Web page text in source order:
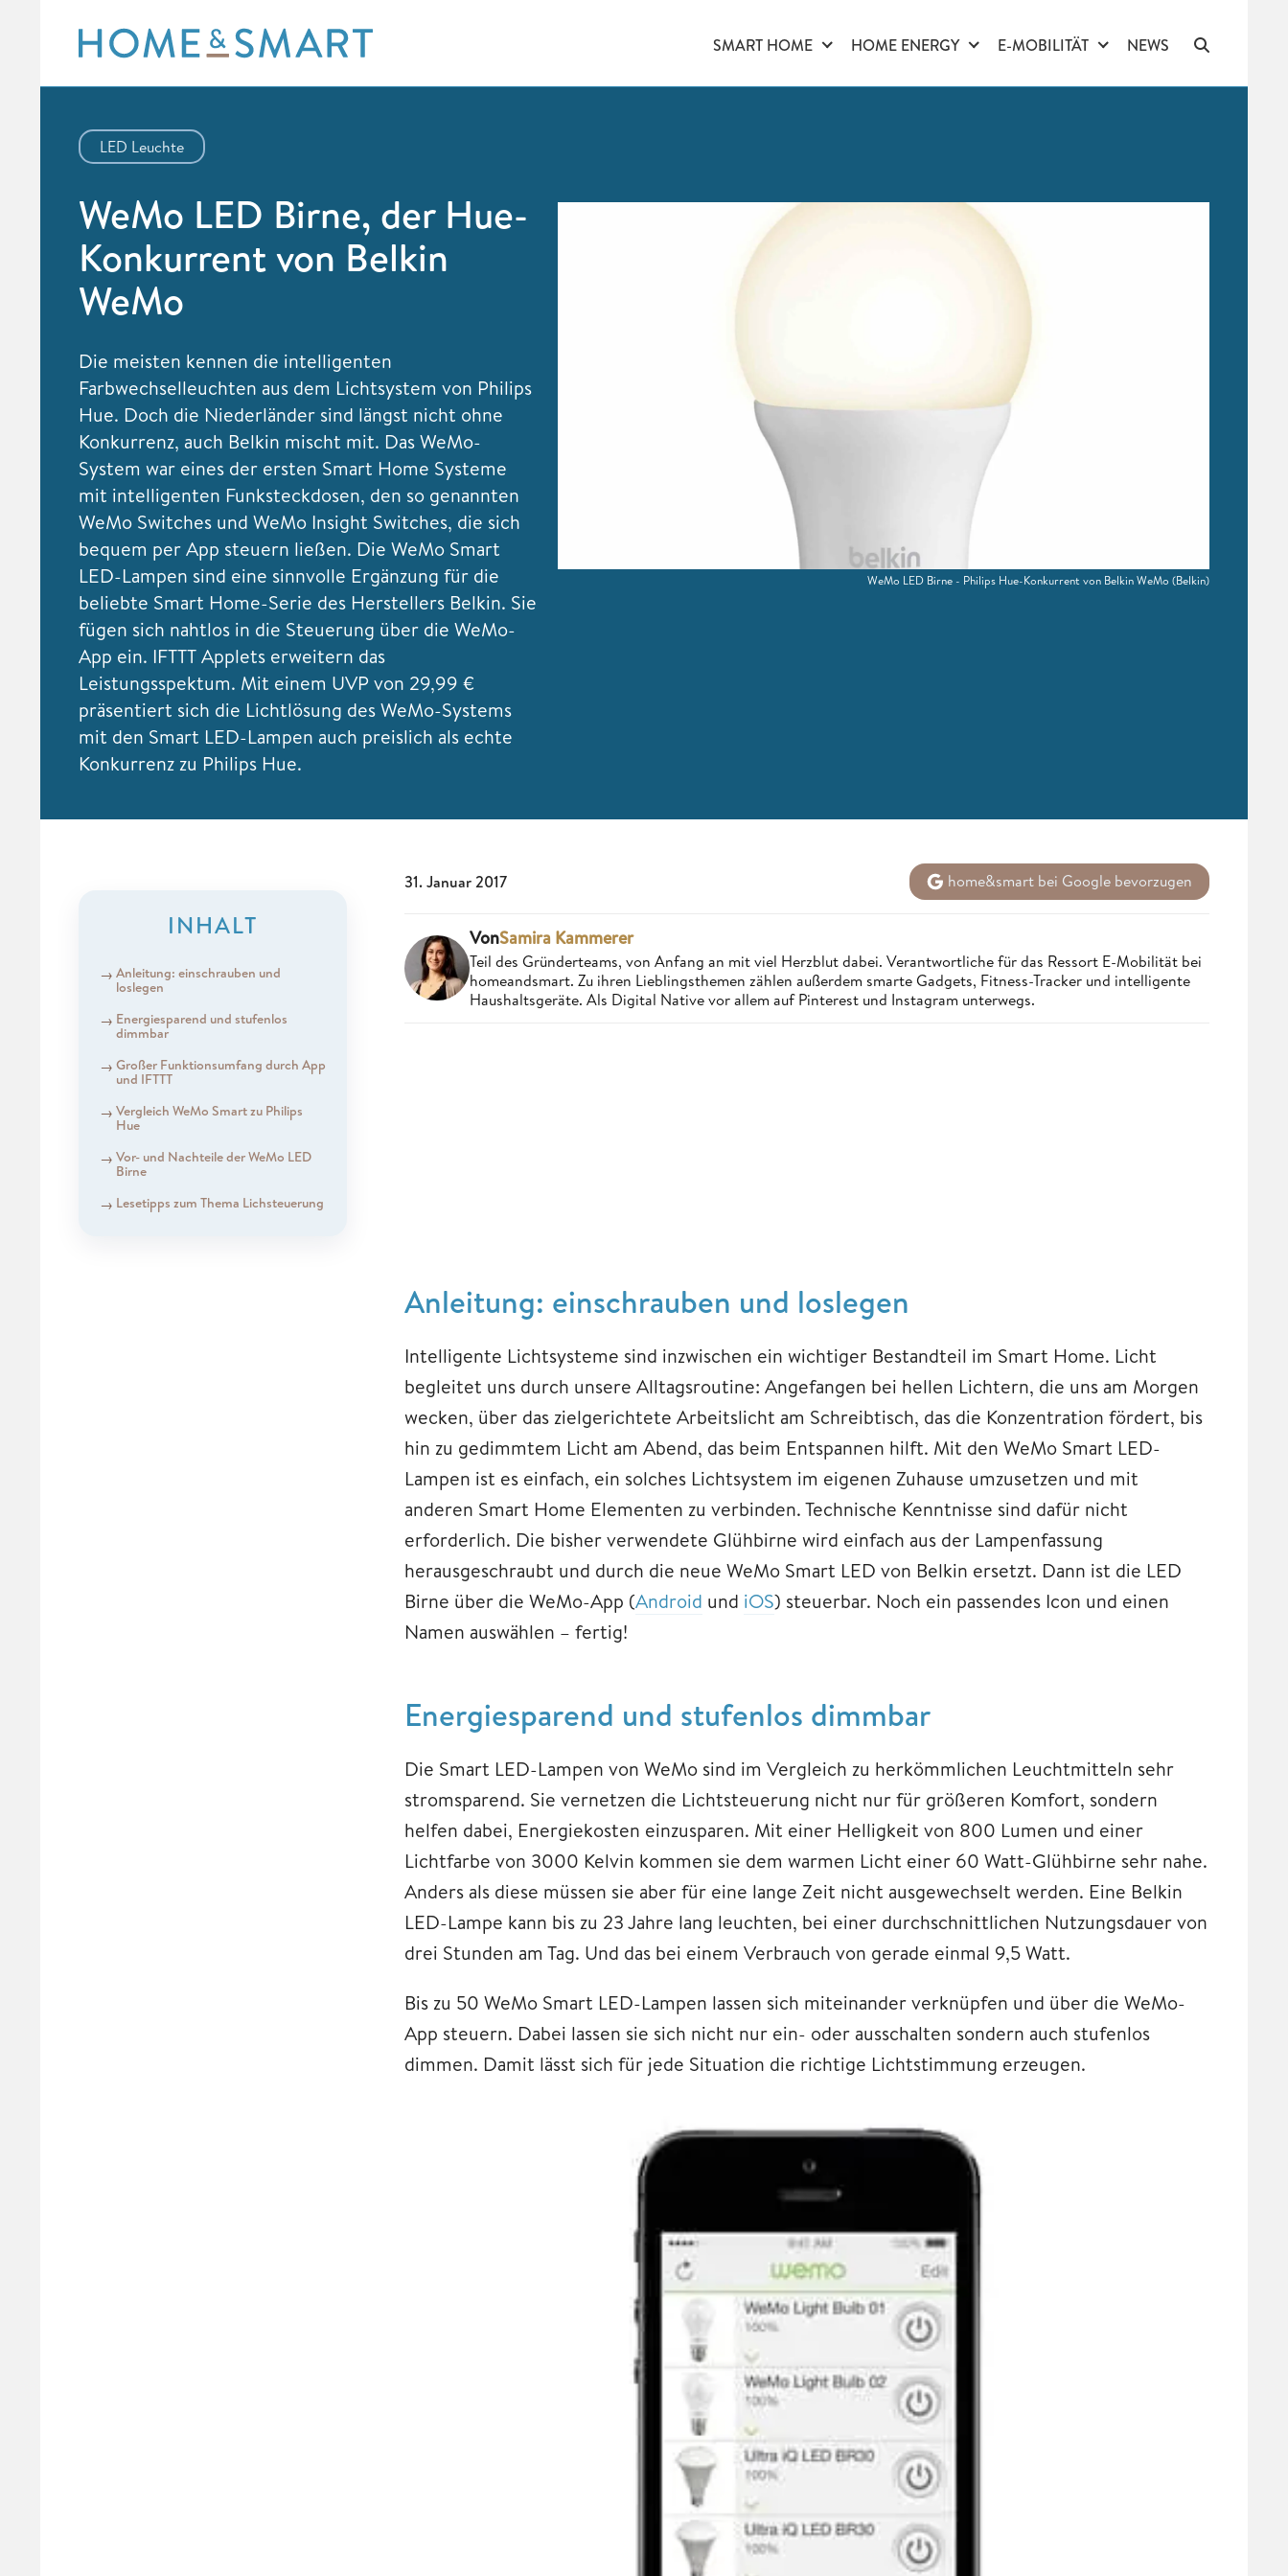
content
SMART HOME HOME ENERGY E-MOBILITÄT NEWS
LED Leuchte
WeMo LED Birne, der Hue-
Konkurrent von Belkin
WeMo
Die meisten kennen die intelligenten
Farbwechselleuchten aus dem Lichtsystem von Philips
Hue. Doch die Niederländer sind längst nicht ohne
Konkurrenz, auch Belkin mischt mit. Das WeMo-
System war eines der ersten Smart Home Systeme
mit intelligenten Funksteckdosen, den so genannten
WeMo Switches und WeMo Insight Switches, die sich
bequem per App steuern ließen. Die WeMo Smart
LED-Lampen sind eine sinnvolle Ergänzung für die
beliebte Smart Home-Serie des Herstellers Belkin. Sie
fügen sich nahtlos in die Steuerung über die WeMo-
App ein. IFTTT Applets erweitern das
Leistungsspektum. Mit einem UVP von 29,99 €
präsentiert sich die Lichtlösung des WeMo-Systems
mit den Smart LED-Lampen auch preislich als echte
Konkurrenz zu Philips Hue.
WeMo LED Birne - Philips Hue-Konkurrent von Belkin WeMo (Belkin)
INHALT
Anleitung: einschrauben und
loslegen
Energiesparend und stufenlos
dimmbar
Großer Funktionsumfang durch App
und IFTTT
Vergleich WeMo Smart zu Philips
Hue
Vor- und Nachteile der WeMo LED
Birne
Lesetipps zum Thema Lichsteuerung
31. Januar 2017 home&smart bei Google bevorzugen
VonSamira Kammerer
Teil des Gründerteams, von Anfang an mit viel Herzblut dabei. Verantwortliche für das Ressort E-Mobilität bei
homeandsmart. Zu ihren Lieblingsthemen zählen außerdem smarte Gadgets, Fitness-Tracker und intelligente
Haushaltsgeräte. Als Digital Native vor allem auf Pinterest und Instagram unterwegs.
Anleitung: einschrauben und loslegen
Intelligente Lichtsysteme sind inzwischen ein wichtiger Bestandteil im Smart Home. Licht
begleitet uns durch unsere Alltagsroutine: Angefangen bei hellen Lichtern, die uns am Morgen
wecken, über das zielgerichtete Arbeitslicht am Schreibtisch, das die Konzentration fördert, bis
hin zu gedimmtem Licht am Abend, das beim Entspannen hilft. Mit den WeMo Smart LED-
Lampen ist es einfach, ein solches Lichtsystem im eigenen Zuhause umzusetzen und mit
anderen Smart Home Elementen zu verbinden. Technische Kenntnisse sind dafür nicht
erforderlich. Die bisher verwendete Glühbirne wird einfach aus der Lampenfassung
herausgeschraubt und durch die neue WeMo Smart LED von Belkin ersetzt. Dann ist die LED
Birne über die WeMo-App (Android und iOS) steuerbar. Noch ein passendes Icon und einen
Namen auswählen – fertig!
Energiesparend und stufenlos dimmbar
Die Smart LED-Lampen von WeMo sind im Vergleich zu herkömmlichen Leuchtmitteln sehr
stromsparend. Sie vernetzen die Lichtsteuerung nicht nur für größeren Komfort, sondern
helfen dabei, Energiekosten einzusparen. Mit einer Helligkeit von 800 Lumen und einer
Lichtfarbe von 3000 Kelvin kommen sie dem warmen Licht einer 60 Watt-Glühbirne sehr nahe.
Anders als diese müssen sie aber für eine lange Zeit nicht ausgewechselt werden. Eine Belkin
LED-Lampe kann bis zu 23 Jahre lang leuchten, bei einer durchschnittlichen Nutzungsdauer von
drei Stunden am Tag. Und das bei einem Verbrauch von gerade einmal 9,5 Watt.
Bis zu 50 WeMo Smart LED-Lampen lassen sich miteinander verknüpfen und über die WeMo-
App steuern. Dabei lassen sie sich nicht nur ein- oder ausschalten sondern auch stufenlos
dimmen. Damit lässt sich für jede Situation die richtige Lichtstimmung erzeugen.